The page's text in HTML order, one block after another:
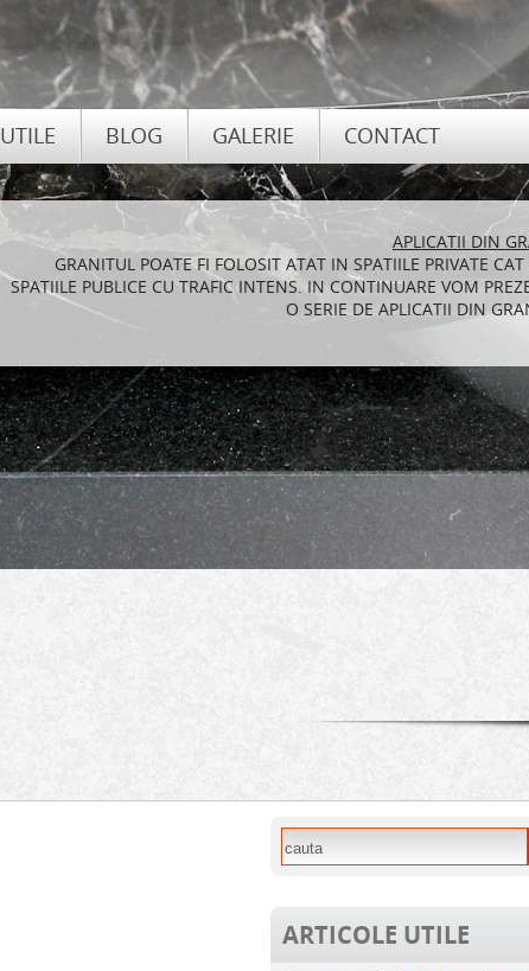
UTILE BLOG GALERIE CONTACT
AVANTAJELE SI DEZAVANTAJELE
FOLOSIREA DE GRANIT PENTRU DECORAREA LOCUINTEI
LANGA ELEGANTA SI STIL, O SERIE DE AVANTAJE PE CARE
ENUMERA MAI
ARTICOLE UTILE